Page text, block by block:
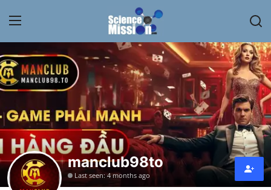
Login Register
Contact
My Lab
News
manclub98to
Last seen: 4 months ago